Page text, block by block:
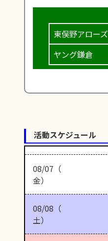
東俣野アローズ
ヤング鎌倉
活動スケジュール
08/07（
金）
08/08（
土）